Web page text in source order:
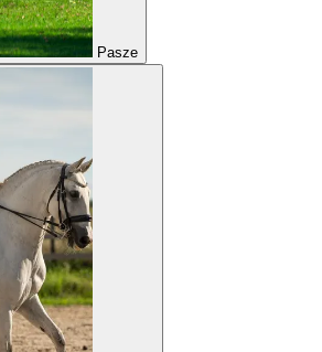
Pasze